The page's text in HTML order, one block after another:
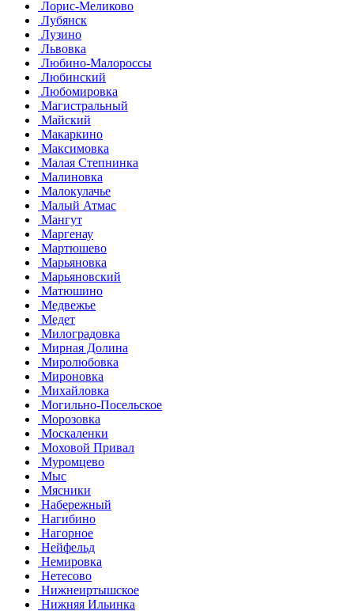
Лорис-Меликово
Лубянск
Лузино
Львовка
Любино-Малороссы
Любинский
Любомировка
Магистральный
Майский
Макаркино
Максимовка
Малая Степнинка
Малиновка
Малокулачье
Малый Атмас
Мангут
Маргенау
Мартюшево
Марьяновка
Марьяновский
Матюшино
Медвежье
Медет
Милоградовка
Мирная Долина
Миролюбовка
Мироновка
Михайловка
Могильно-Посельское
Морозовка
Москаленки
Моховой Привал
Муромцево
Мыс
Мясники
Набережный
Нагибино
Нагорное
Нейфельд
Немировка
Нетесово
Нижнеиртышское
Нижняя Ильинка